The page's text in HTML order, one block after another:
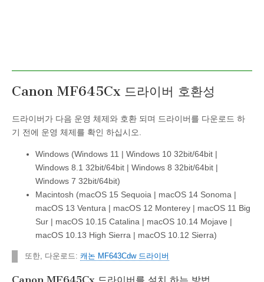
Canon MF645Cx 드라이버 호환성
드라이버가 다음 운영 체제와 호환 되며 드라이버를 다운로드 하
기 전에 운영 체제를 확인 하십시오.
Windows (Windows 11 | Windows 10 32bit/64bit |
Windows 8.1 32bit/64bit | Windows 8 32bit/64bit |
Windows 7 32bit/64bit)
Macintosh (macOS 15 Sequoia | macOS 14 Sonoma |
macOS 13 Ventura | macOS 12 Monterey | macOS 11 Big
Sur | macOS 10.15 Catalina | macOS 10.14 Mojave |
macOS 10.13 High Sierra | macOS 10.12 Sierra)
또한, 다운로드: 캐논 MF643Cdw 드라이버